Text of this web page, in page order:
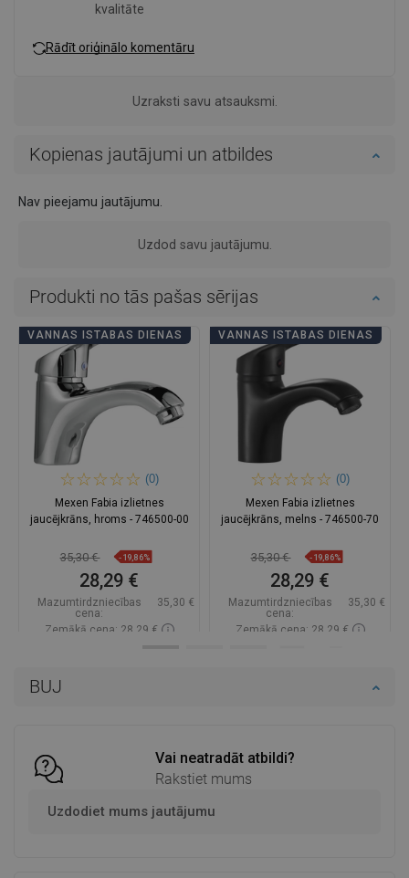
BUJ
Vai neatradāt atbildi?
Rakstiet mums
Uzdodiet mums jautājumu
kvalitāte
Rādīt oriģinālo komentāru
Uzraksti savu atsauksmi.
Kopienas jautājumi un atbildes
Nav pieejamu jautājumu.
Uzdod savu jautājumu.
Produkti no tās pašas sērijas
VANNAS ISTABAS DIENAS
(0)
Mexen Fabia izlietnes
jaucējkrāns, hroms - 746500-00
35,30 € -19,86%
28,29 €
Mazumtirdzniecības
cena:
35,30 €
Zemākā cena: 28,29 €
VANNAS ISTABAS DIENAS
(0)
Mexen Fabia izlietnes
jaucējkrāns, melns - 746500-70
35,30 € -19,86%
28,29 €
Mazumtirdzniecības
cena:
35,30 €
Zemākā cena: 28,29 €